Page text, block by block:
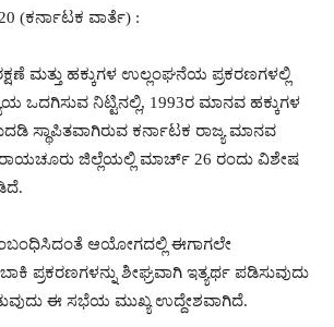
(ಕರ್ನಾಟಕ ವಾರ್ತೆ) :
ಮತ್ತು ಹಕ್ಕುಗಳ ಉಲ್ಲಂಘನೆಯ ಪ್ರಕರಣಗಳಲ್ಲಿ
ಒದಗಿಸುವ ನಿಟ್ಟಿನಲ್ಲಿ, 1993ರ ಮಾನವ ಹಕ್ಕುಗಳ
ಸ್ಥಾಪಿತವಾಗಿರುವ ಕರ್ನಾಟಕ ರಾಜ್ಯ ಮಾನವ
ಜಿಲ್ಲೆಯಲ್ಲಿ ಮಾರ್ಚ್ 26 ರಂದು ವಿಶೇಷ
ಆಯೋಗದಲ್ಲಿ ಈಗಾಗಲೇ
ಪ್ರಕರಣಗಳನ್ನು ಶೀಘ್ರವಾಗಿ ಇತ್ಯರ್ಥ ಪಡಿಸುವುದು
ಈ ಸಭೆಯ ಮುಖ್ಯ ಉದ್ದೇಶವಾಗಿದೆ.